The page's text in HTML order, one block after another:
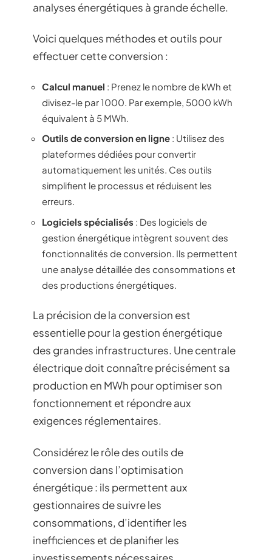
analyses énergétiques à grande échelle.
Voici quelques méthodes et outils pour
effectuer cette conversion :
Calcul manuel : Prenez le nombre de kWh et
divisez-le par 1000. Par exemple, 5000 kWh
équivalent à 5 MWh.
Outils de conversion en ligne : Utilisez des
plateformes dédiées pour convertir
automatiquement les unités. Ces outils
simplifient le processus et réduisent les
erreurs.
Logiciels spécialisés : Des logiciels de
gestion énergétique intègrent souvent des
fonctionnalités de conversion. Ils permettent
une analyse détaillée des consommations et
des productions énergétiques.
La précision de la conversion est
essentielle pour la gestion énergétique
des grandes infrastructures. Une centrale
électrique doit connaître précisément sa
production en MWh pour optimiser son
fonctionnement et répondre aux
exigences réglementaires.
Considérez le rôle des outils de
conversion dans l’optimisation
énergétique : ils permettent aux
gestionnaires de suivre les
consommations, d’identifier les
inefficiences et de planifier les
investissements nécessaires.